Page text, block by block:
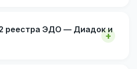
реестра ЭДО — Диадок и